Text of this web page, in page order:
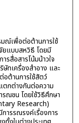
มณ์เพื่อต่อต้านการใช้
ยแบบสหวิธี โดยมี
รสื่อสารโน้มน้าวใจ
ทเครื่องสำอาง และ
อต้านการใช้สัตว์
ตกต่างกันต่อความ
ณชน โดยใช้วิธีศึกษา
Research)
ารรณรงค์เรื่องการ